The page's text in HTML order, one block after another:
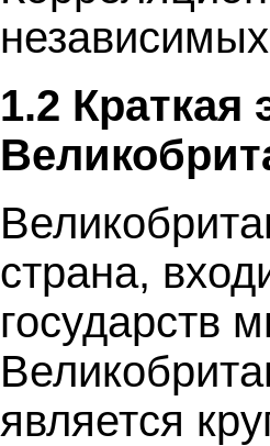
1.2 Краткая
страна,
государств
является